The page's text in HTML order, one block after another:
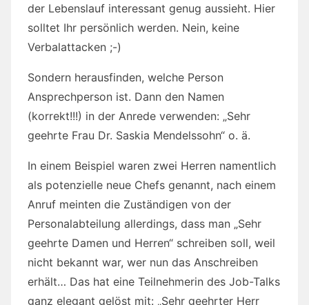
der Lebenslauf interessant genug aussieht. Hier
solltet Ihr persönlich werden. Nein, keine
Verbalattacken ;-)
Sondern herausfinden, welche Person
Ansprechperson ist. Dann den Namen
(korrekt!!!) in der Anrede verwenden: „Sehr
geehrte Frau Dr. Saskia Mendelssohn“ o. ä.
In einem Beispiel waren zwei Herren namentlich
als potenzielle neue Chefs genannt, nach einem
Anruf meinten die Zuständigen von der
Personalabteilung allerdings, dass man „Sehr
geehrte Damen und Herren“ schreiben soll, weil
nicht bekannt war, wer nun das Anschreiben
erhält… Das hat eine Teilnehmerin des Job-Talks
ganz elegant gelöst mit: „Sehr geehrter Herr